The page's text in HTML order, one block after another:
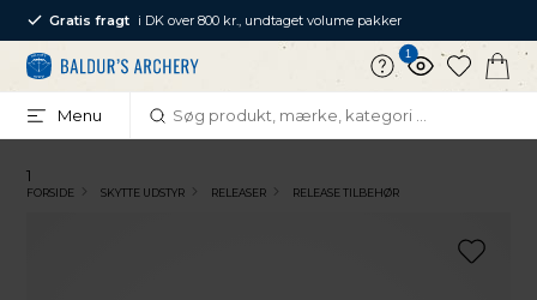
Gratis fragt i DK over 800 kr., undtaget volume pakker
1
Menu
1
FORSIDE SKYTTE UDSTYR RELEASER RELEASE TILBEHØR